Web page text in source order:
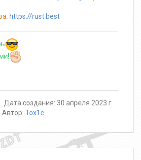
: https://rust.best
Дата создания: 30 апреля 2023 г
Автор: Tox1c